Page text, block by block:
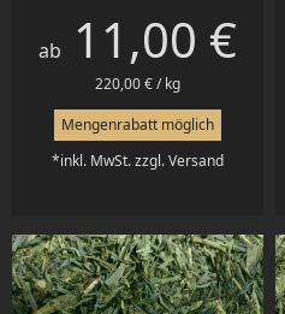
Preis
ab 11,00 €
220,00 € / kg
Mengenrabatt möglich
*inkl. MwSt. zzgl. Versand